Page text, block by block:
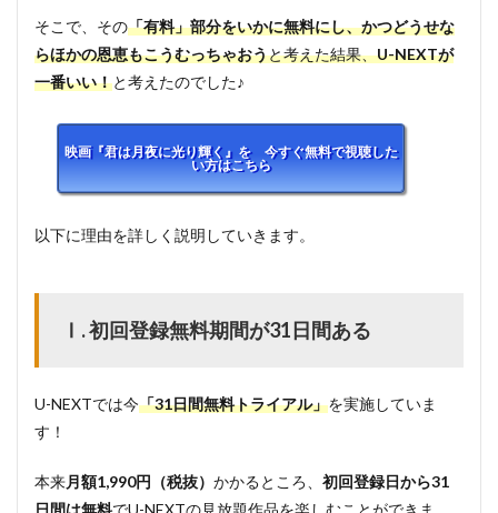
るポ
イン
っ
見放
題以
作品
得に
映画
光り
輝
らす
じ
そこで、その「有料」部分をいかに無料にし、かつどうせな
らほかの恩恵もこうむっちゃおうと考えた結果、U-NEXTが
一番いい！と考えたのでした♪
映画『君は月夜に光り輝く』を 今すぐ無料で視聴した
い方はこちら
以下に理由を詳しく説明していきます。
Ⅰ. 初回登録無料期間が31日間ある
U-NEXTでは今「31日間無料トライアル」を実施していま
す！
本来月額1,990円（税抜） かかるところ、 初回登録日から31
日間は無料でU-NEXTの見放題作品を楽しむことができま